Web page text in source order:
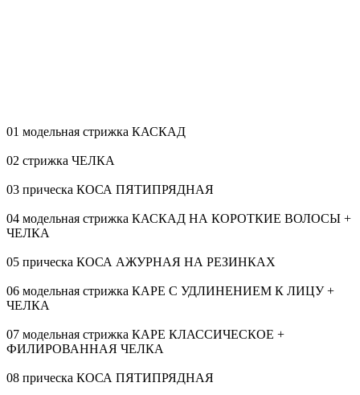
01 модельная стрижка КАСКАД
02 стрижка ЧЕЛКА
03 прическа КОСА ПЯТИПРЯДНАЯ
04 модельная стрижка КАСКАД НА КОРОТКИЕ ВОЛОСЫ +
ЧЕЛКА
05 прическа КОСА АЖУРНАЯ НА РЕЗИНКАХ
06 модельная стрижка КАРЕ С УДЛИНЕНИЕМ К ЛИЦУ +
ЧЕЛКА
07 модельная стрижка КАРЕ КЛАССИЧЕСКОЕ +
ФИЛИРОВАННАЯ ЧЕЛКА
08 прическа КОСА ПЯТИПРЯДНАЯ